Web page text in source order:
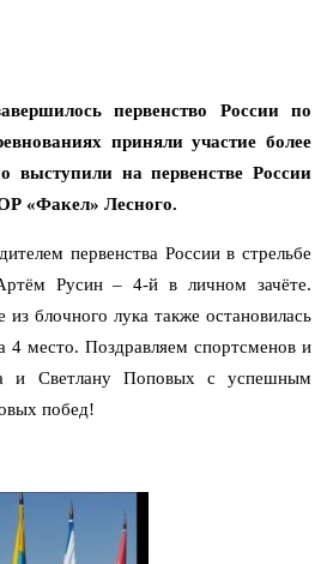
первенство России по
приняли участие более
выступили на первенстве России
«Факел» Лесного.
первенства России в стрельбе
Русин – 4-й в личном зачёте.
блочного лука также остановилась
4 место. Поздравляем спортсменов и
и Светлану Поповых с успешным
побед!